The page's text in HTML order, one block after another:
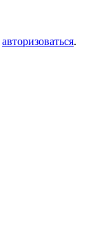
авторизоваться.